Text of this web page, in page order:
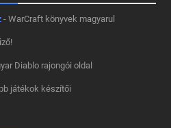
- WarCraft könyvek magyarul
Diablo rajongói oldal
játékok készítői